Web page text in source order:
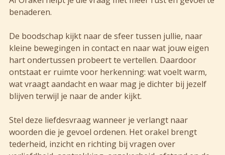
benaderen.
De boodschap kijkt naar de sfeer tussen jullie, naar
kleine bewegingen in contact en naar wat jouw eigen
hart ondertussen probeert te vertellen. Daardoor
ontstaat er ruimte voor herkenning: wat voelt warm,
wat vraagt aandacht en waar mag je dichter bij jezelf
blijven terwijl je naar de ander kijkt.
Stel deze liefdesvraag wanneer je verlangt naar
woorden die je gevoel ordenen. Het orakel brengt
tederheid, inzicht en richting bij vragen over